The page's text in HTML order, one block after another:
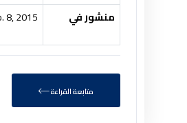
منشور في 8, 2015
متابعة القراءة